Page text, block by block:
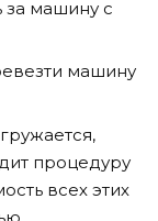
за машину с
машину
процедуру
всех этих